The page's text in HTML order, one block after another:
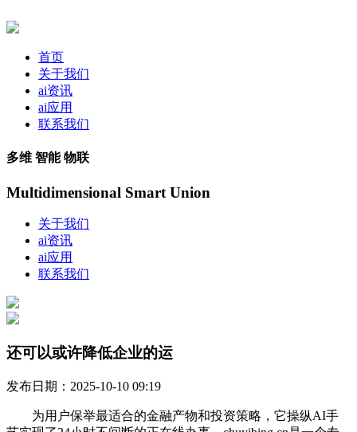
首页
关于我们
ai资讯
ai应用
联系我们
多维 智能 物联
Multidimensional Smart Union
关于我们
ai资讯
ai应用
联系我们
还可以或许降低企业的运
发布日期：2025-10-10 09:19
为用户保举最适合的金融产物和投资策略，它操纵AI手